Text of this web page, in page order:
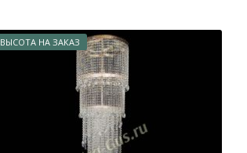
ВЫСОТА НА ЗАКАЗ